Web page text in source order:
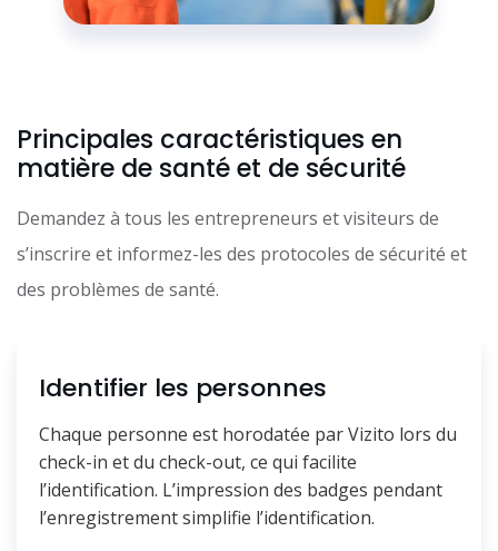
Principales caractéristiques en
matière de santé et de sécurité
Demandez à tous les entrepreneurs et visiteurs de
s’inscrire et informez-les des protocoles de sécurité et
des problèmes de santé.
Identifier les personnes
Chaque personne est horodatée par Vizito lors du
check-in et du check-out, ce qui facilite
l’identification. L’impression des badges pendant
l’enregistrement simplifie l’identification.